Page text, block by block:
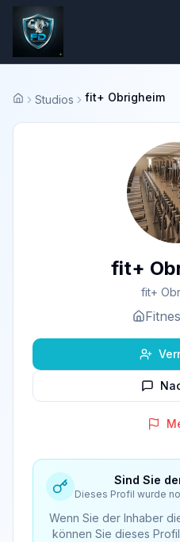
Startseite
Studios fit+ Obrigheim
fit+
fit+
Sind Sie
Dieses Profil wurde
Wenn Sie der Inhaber
können Sie dieses